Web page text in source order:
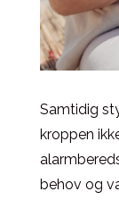
Samtidig
kroppen
behov og